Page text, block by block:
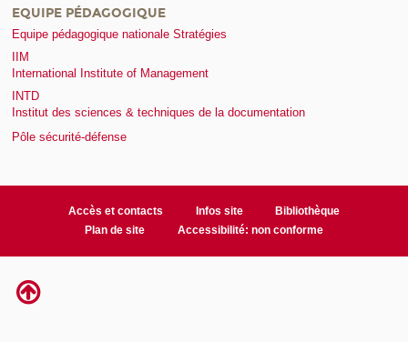
EQUIPE PÉDAGOGIQUE
Equipe pédagogique nationale Stratégies
IIM
International Institute of Management
INTD
Institut des sciences & techniques de la documentation
Pôle sécurité-défense
Accès et contacts Infos site
Bibliothèque
Plan de site
Accessibilité: non conforme